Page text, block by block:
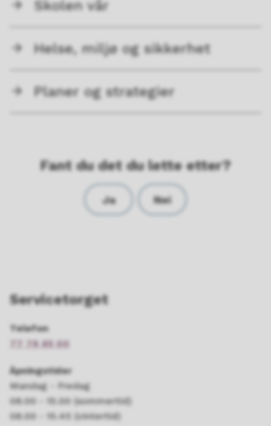
Skolen vår
Helse, miljø og sikkerhet
Planer og strategier
Fant du det du lette etter?
Ja Nei
Servicetorget
Telefon
77 78 85 00
Åpningstider
Mandag - Fredag
08.00 - 15.00 (sommertid)
08.00 - 15.45 (vintertid)